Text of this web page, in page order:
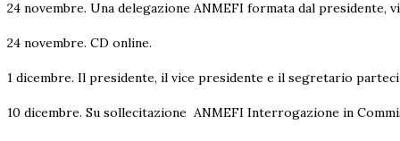
24 novembre. Una delegazione ANMEFI formata dal
24 novembre. CD online.
1 dicembre. Il presidente, il vice presidente e il segretario
10 dicembre. Su sollecitazione ANMEFI Interrogazione in